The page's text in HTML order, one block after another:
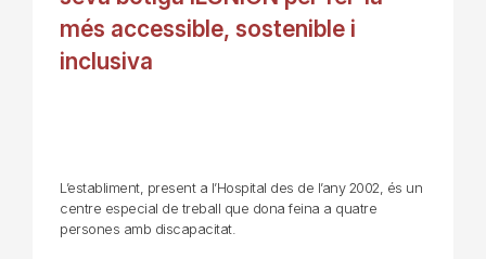
més accessible, sostenible i
inclusiva
L’establiment, present a l’Hospital des de l’any 2002, és un
centre especial de treball que dona feina a quatre
persones amb discapacitat.